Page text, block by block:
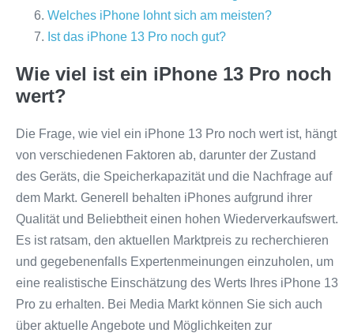
Welches iPhone lohnt sich am meisten?
Ist das iPhone 13 Pro noch gut?
Wie viel ist ein iPhone 13 Pro noch
wert?
Die Frage, wie viel ein iPhone 13 Pro noch wert ist, hängt
von verschiedenen Faktoren ab, darunter der Zustand
des Geräts, die Speicherkapazität und die Nachfrage auf
dem Markt. Generell behalten iPhones aufgrund ihrer
Qualität und Beliebtheit einen hohen Wiederverkaufswert.
Es ist ratsam, den aktuellen Marktpreis zu recherchieren
und gegebenenfalls Expertenmeinungen einzuholen, um
eine realistische Einschätzung des Werts Ihres iPhone 13
Pro zu erhalten. Bei Media Markt können Sie sich auch
über aktuelle Angebote und Möglichkeiten zur